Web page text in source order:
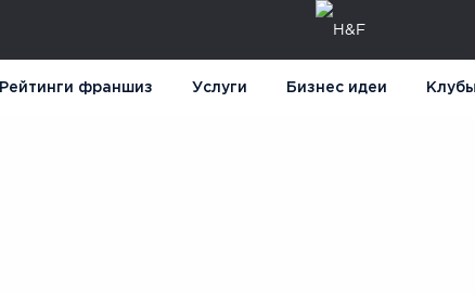
Рейтинги франшиз Услуги Бизнес идеи Клубы